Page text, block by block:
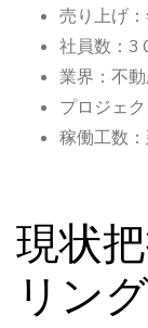
売り上げ
社員数：3
業界：不
プロジェ
稼働工数
現状
リング